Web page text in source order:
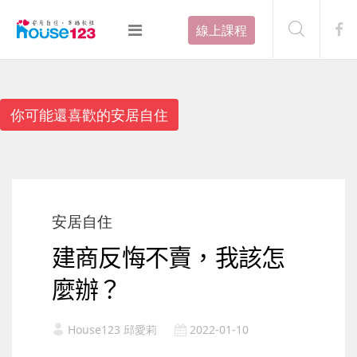
線上課程
你可能還喜歡的安居自住
安居自住
建商反悔不賣，我該怎
麼辦？
House123 邱愛莉 2022-01-10